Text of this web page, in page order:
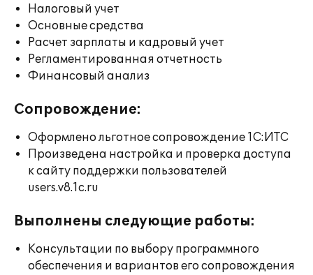
Налоговый учет
Основные средства
Расчет зарплаты и кадровый учет
Регламентированная отчетность
Финансовый анализ
Сопровождение:
Оформлено льготное сопровождение 1С:ИТС
Произведена настройка и проверка доступа
к сайту поддержки пользователей
users.v8.1c.ru
Выполнены следующие работы:
Консультации по выбору программного
обеспечения и вариантов его сопровождения